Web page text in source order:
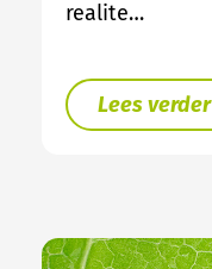
realite…
Lees verder